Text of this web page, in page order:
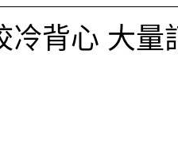
冷背心 大